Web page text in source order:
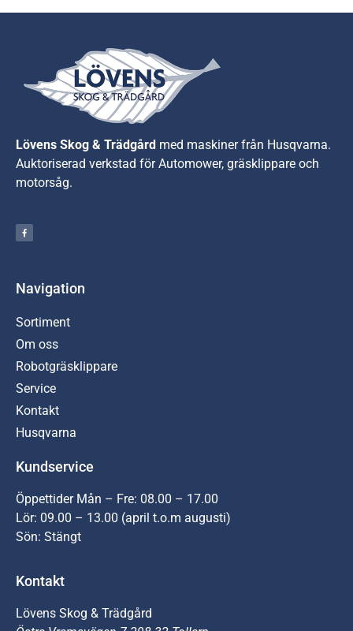
Lövens Skog & Trädgård med maskiner från Husqvarna.
Auktoriserad verkstad för Automower, gräsklippare och
motorsåg.
Navigation
Sortiment
Om oss
Robotgräsklippare
Service
Kontakt
Husqvarna
Kundservice
Öppettider Mån – Fre: 08.00 – 17.00
Lör: 09.00 – 13.00 (april t.o.m augusti)
Sön: Stängt
Kontakt
Lövens Skog & Trädgård